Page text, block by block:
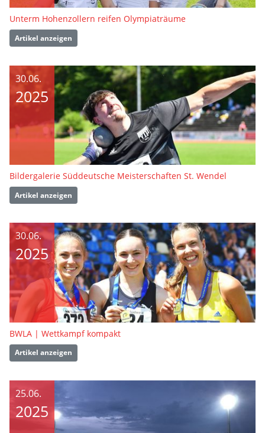
Unterm Hohenzollern reifen Olympiaträume
Artikel anzeigen
30.06.
2025
Bildergalerie Süddeutsche Meisterschaften St. Wendel
Artikel anzeigen
30.06.
2025
BWLA | Wettkampf kompakt
Artikel anzeigen
25.06.
2025